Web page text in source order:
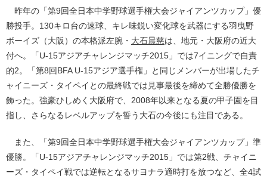
昨年の「第9回全日本中学野球選手権大会ジャイアンツカップ」優
勝投手。130キロ台の速球、キレ味鋭い変化球を武器にする羽曳野
ボーイズ（大阪）の本格派左腕・ 大石晨慈は、地元・大阪府の近大
付へ。「U-15アジアチャレンジマッチ2015」では7イニングで自責
的2。「第8回BFA U-15アジア選手権」と同じメンバーが出場したチ
ャイニーズ・タイペイとの最終戦では見事最後を締めて全勝優勝を
飾った。強豪ひしめく大阪府で、2008年以来となる夏の甲子園を目
指し、さらなるレベルアップを誓う大石の今後にも注目である。
また、「第9回全日本中学野球選手権大会ジャイアンツカップ」準
優勝。「U-15アジアチャレンジマッチ2015」では第2戦、チャイニ
ーズ・タイペイ戦では逆転となるサヨナラ適時打を放つなど、全4試